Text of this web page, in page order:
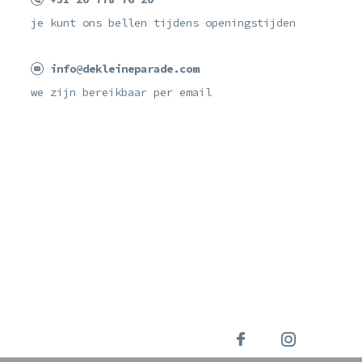
je kunt ons bellen tijdens openingstijden
info@dekleineparade.com
we zijn bereikbaar per email